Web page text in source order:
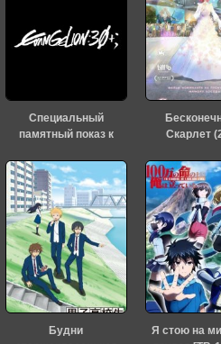
Специальный
памятный показ к
«Евангелиона» (2026)
Скарлет
Будни
Я стою на